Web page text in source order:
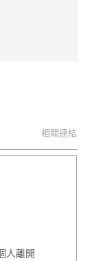
相關連結
人離開